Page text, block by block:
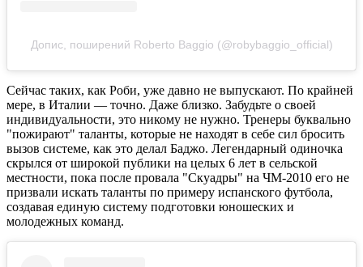
Допис, поширений Roberto Baggio (@robybaggio_official)
Сейчас таких, как Роби, уже давно не выпускают. По крайней
мере, в Италии — точно. Даже близко. Забудьте о своей
индивидуальности, это никому не нужно. Тренеры буквально
"пожирают" таланты, которые не находят в себе сил бросить
вызов системе, как это делал Баджо. Легендарный одиночка
скрылся от широкой публики на целых 6 лет в сельской
местности, пока после провала "Скуадры" на ЧМ-2010 его не
призвали искать таланты по примеру испанского футбола,
создавая единую систему подготовки юношеских и
молодежных команд.